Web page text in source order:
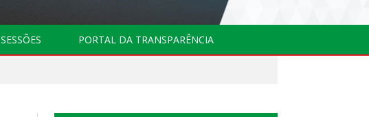
SESSÕES PORTAL DA TRANSPARÊNCIA